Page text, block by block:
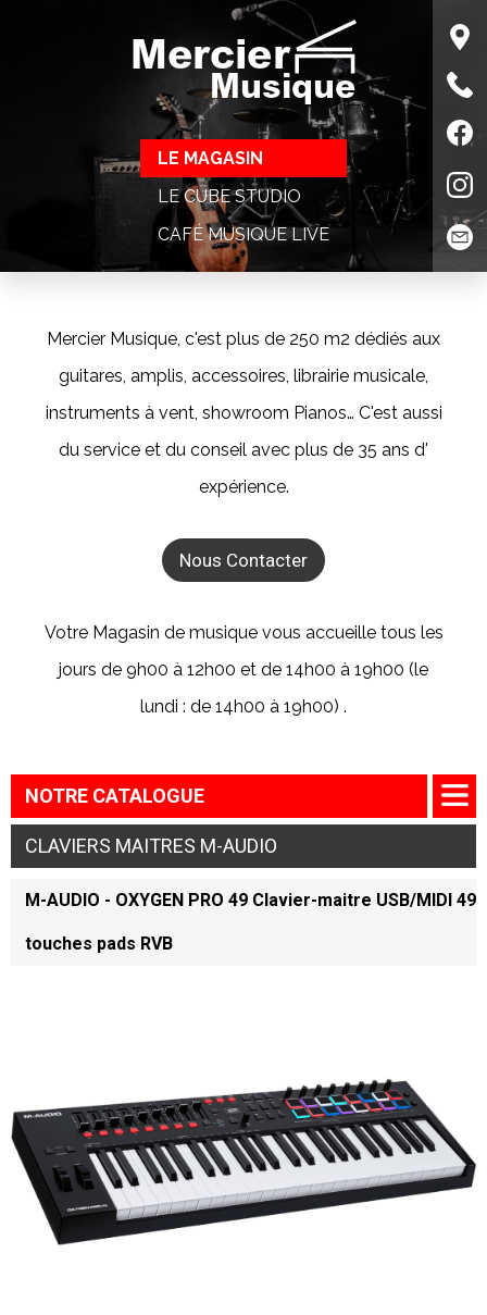
Mercier
Musique
LE MAGASIN
LE CUBE STUDIO
CAFÉ MUSIQUE LIVE
Mercier Musique, c'est plus de 250 m2 dédiés aux
guitares, amplis, accessoires, librairie musicale,
instruments à vent, showroom Pianos… C'est aussi
du service et du conseil avec plus de 35 ans d'
expérience.
Nous Contacter
Votre Magasin de musique vous accueille tous les
jours de 9h00 à 12h00 et de 14h00 à 19h00 (le
lundi : de 14h00 à 19h00) .
NOTRE CATALOGUE
CLAVIERS MAITRES M-AUDIO
M-AUDIO - OXYGEN PRO 49 Clavier-maitre USB/MIDI 49
touches pads RVB